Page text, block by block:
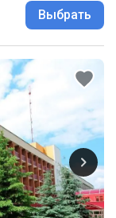
Выбрать